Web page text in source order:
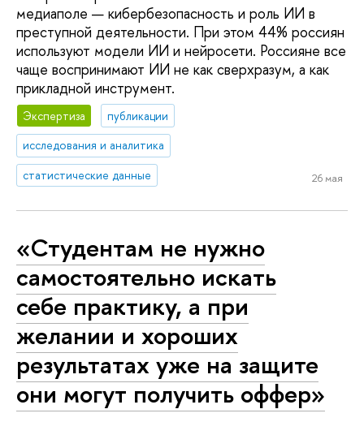
медиаполе — кибербезопасность и роль ИИ в
преступной деятельности. При этом 44% россиян
используют модели ИИ и нейросети. Россияне все
чаще воспринимают ИИ не как сверхразум, а как
прикладной инструмент.
Экспертиза
публикации
исследования и аналитика
статистические данные
26 мая
«Студентам не нужно
самостоятельно искать
себе практику, а при
желании и хороших
результатах уже на защите
они могут получить оффер»